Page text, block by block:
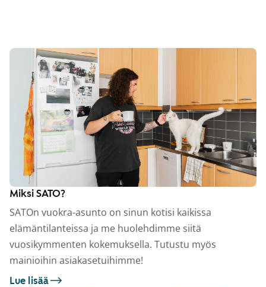
Miksi SATO?
SATOn vuokra-asunto on sinun kotisi kaikissa
elämäntilanteissa ja me huolehdimme siitä
vuosikymmenten kokemuksella. Tutustu myös
mainioihin asiakasetuihimme!
Lue lisää